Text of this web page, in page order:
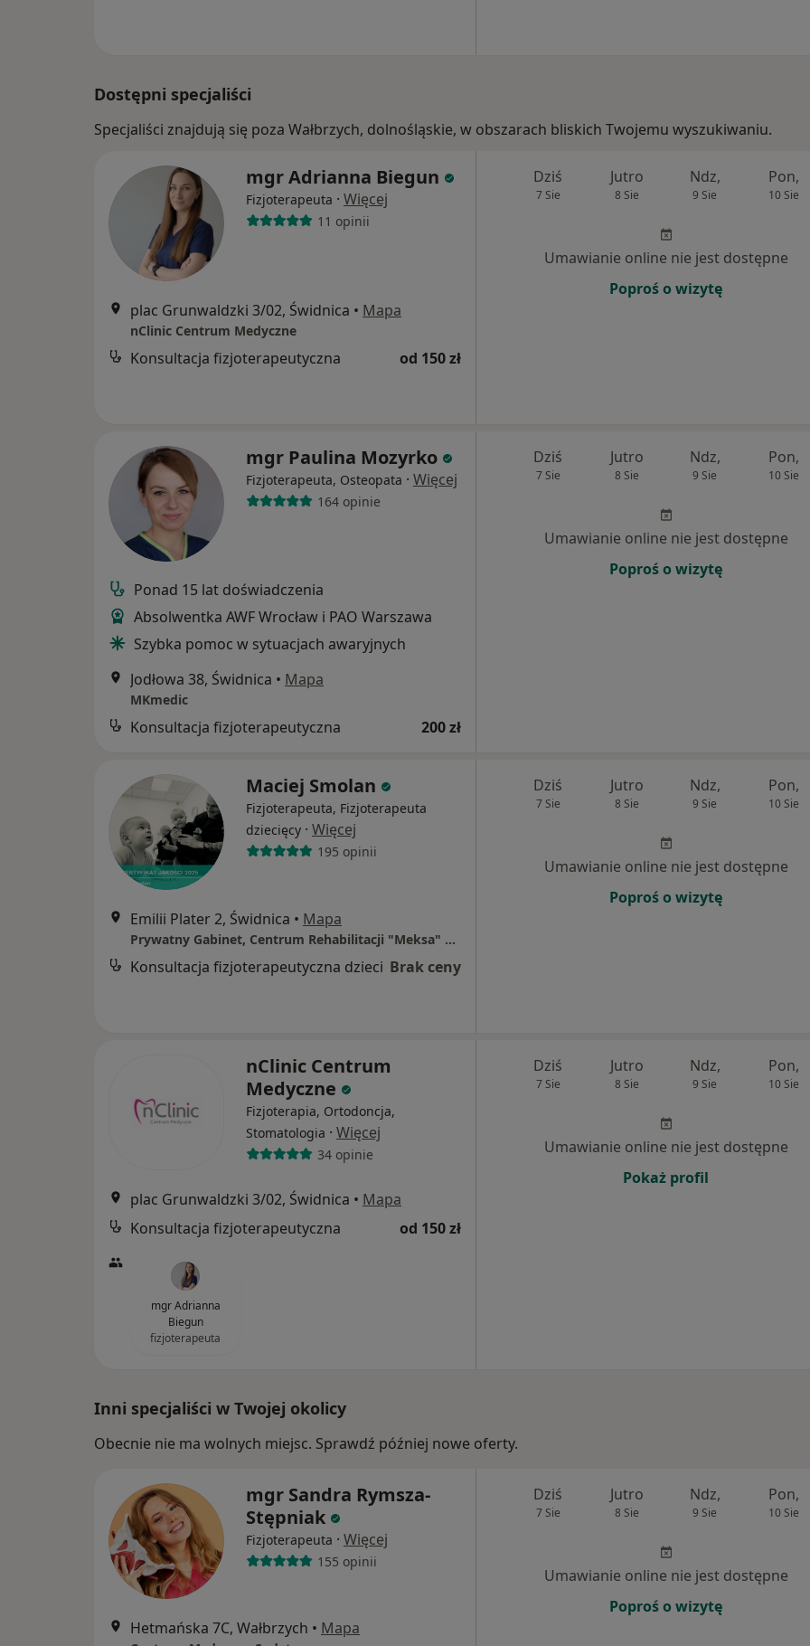
Dostępni specjaliści
Specjaliści znajdują się poza Wałbrzych, dolnośląskie, w obszarach bliskich Twojemu wyszukiwaniu.
mgr Adrianna Biegun
Fizjoterapeuta · Więcej
11 opinii
plac Grunwaldzki 3/02, Świdnica • Mapa
nClinic Centrum Medyczne
Konsultacja fizjoterapeutyczna od 150 zł
Dziś
7 Sie
Jutro
8 Sie
Ndz,
9 Sie
Pon,
10 Sie
Umawianie online nie jest dostępne
Poproś o wizytę
mgr Paulina Mozyrko
Fizjoterapeuta, Osteopata · Więcej
164 opinie
Ponad 15 lat doświadczenia
Absolwentka AWF Wrocław i PAO Warszawa
Szybka pomoc w sytuacjach awaryjnych
Jodłowa 38, Świdnica • Mapa
MKmedic
Konsultacja fizjoterapeutyczna 200 zł
Dziś
7 Sie
Jutro
8 Sie
Ndz,
9 Sie
Pon,
10 Sie
Umawianie online nie jest dostępne
Poproś o wizytę
Maciej Smolan
Fizjoterapeuta, Fizjoterapeuta
dziecięcy · Więcej
195 opinii
Emilii Plater 2, Świdnica • Mapa
Prywatny Gabinet, Centrum Rehabilitacji "Meksa" Świdnica
Konsultacja fizjoterapeutyczna dzieci Brak ceny
Dziś
7 Sie
Jutro
8 Sie
Ndz,
9 Sie
Pon,
10 Sie
Umawianie online nie jest dostępne
Poproś o wizytę
nClinic Centrum
Medyczne
Fizjoterapia, Ortodoncja,
Stomatologia · Więcej
34 opinie
plac Grunwaldzki 3/02, Świdnica • Mapa
Konsultacja fizjoterapeutyczna
od 150 zł
mgr Adrianna
Biegun
fizjoterapeuta
Dziś
7 Sie
Jutro
8 Sie
Ndz,
9 Sie
Pon,
10 Sie
Umawianie online nie jest dostępne
Pokaż profil
Inni specjaliści w Twojej okolicy
Obecnie nie ma wolnych miejsc. Sprawdź później nowe oferty.
mgr Sandra Rymsza-
Stępniak
Fizjoterapeuta · Więcej
155 opinii
Hetmańska 7C, Wałbrzych • Mapa
Dziś
7 Sie
Jutro
8 Sie
Ndz,
9 Sie
Pon,
10 Sie
Umawianie online nie jest dostępne
Poproś o wizytę